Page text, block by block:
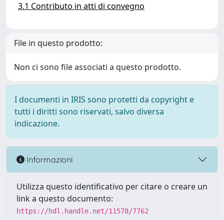
3.1 Contributo in atti di convegno
File in questo prodotto:
Non ci sono file associati a questo prodotto.
I documenti in IRIS sono protetti da copyright e
tutti i diritti sono riservati, salvo diversa
indicazione.
Informazioni
Utilizza questo identificativo per citare o creare un
link a questo documento:
https://hdl.handle.net/11578/7762